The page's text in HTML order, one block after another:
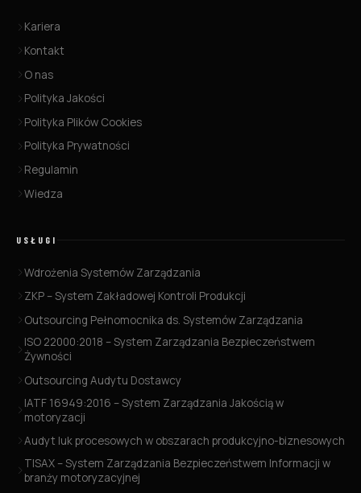
Kariera
Kontakt
O nas
Polityka Jakości
Polityka Plików Cookies
Polityka Prywatności
Regulamin
Wiedza
USŁUGI
Wdrożenia Systemów Zarządzania
ZKP – System Zakładowej Kontroli Produkcji
Outsourcing Pełnomocnika ds. Systemów Zarządzania
ISO 22000:2018 – System Zarządzania Bezpieczeństwem
Żywności
Outsourcing Audytu Dostawcy
IATF 16949:2016 – System Zarządzania Jakością w
motoryzacji
Audyt luk procesowych w obszarach produkcyjno-biznesowych
TISAX – System Zarządzania Bezpieczeństwem Informacji w
branży motoryzacyjnej